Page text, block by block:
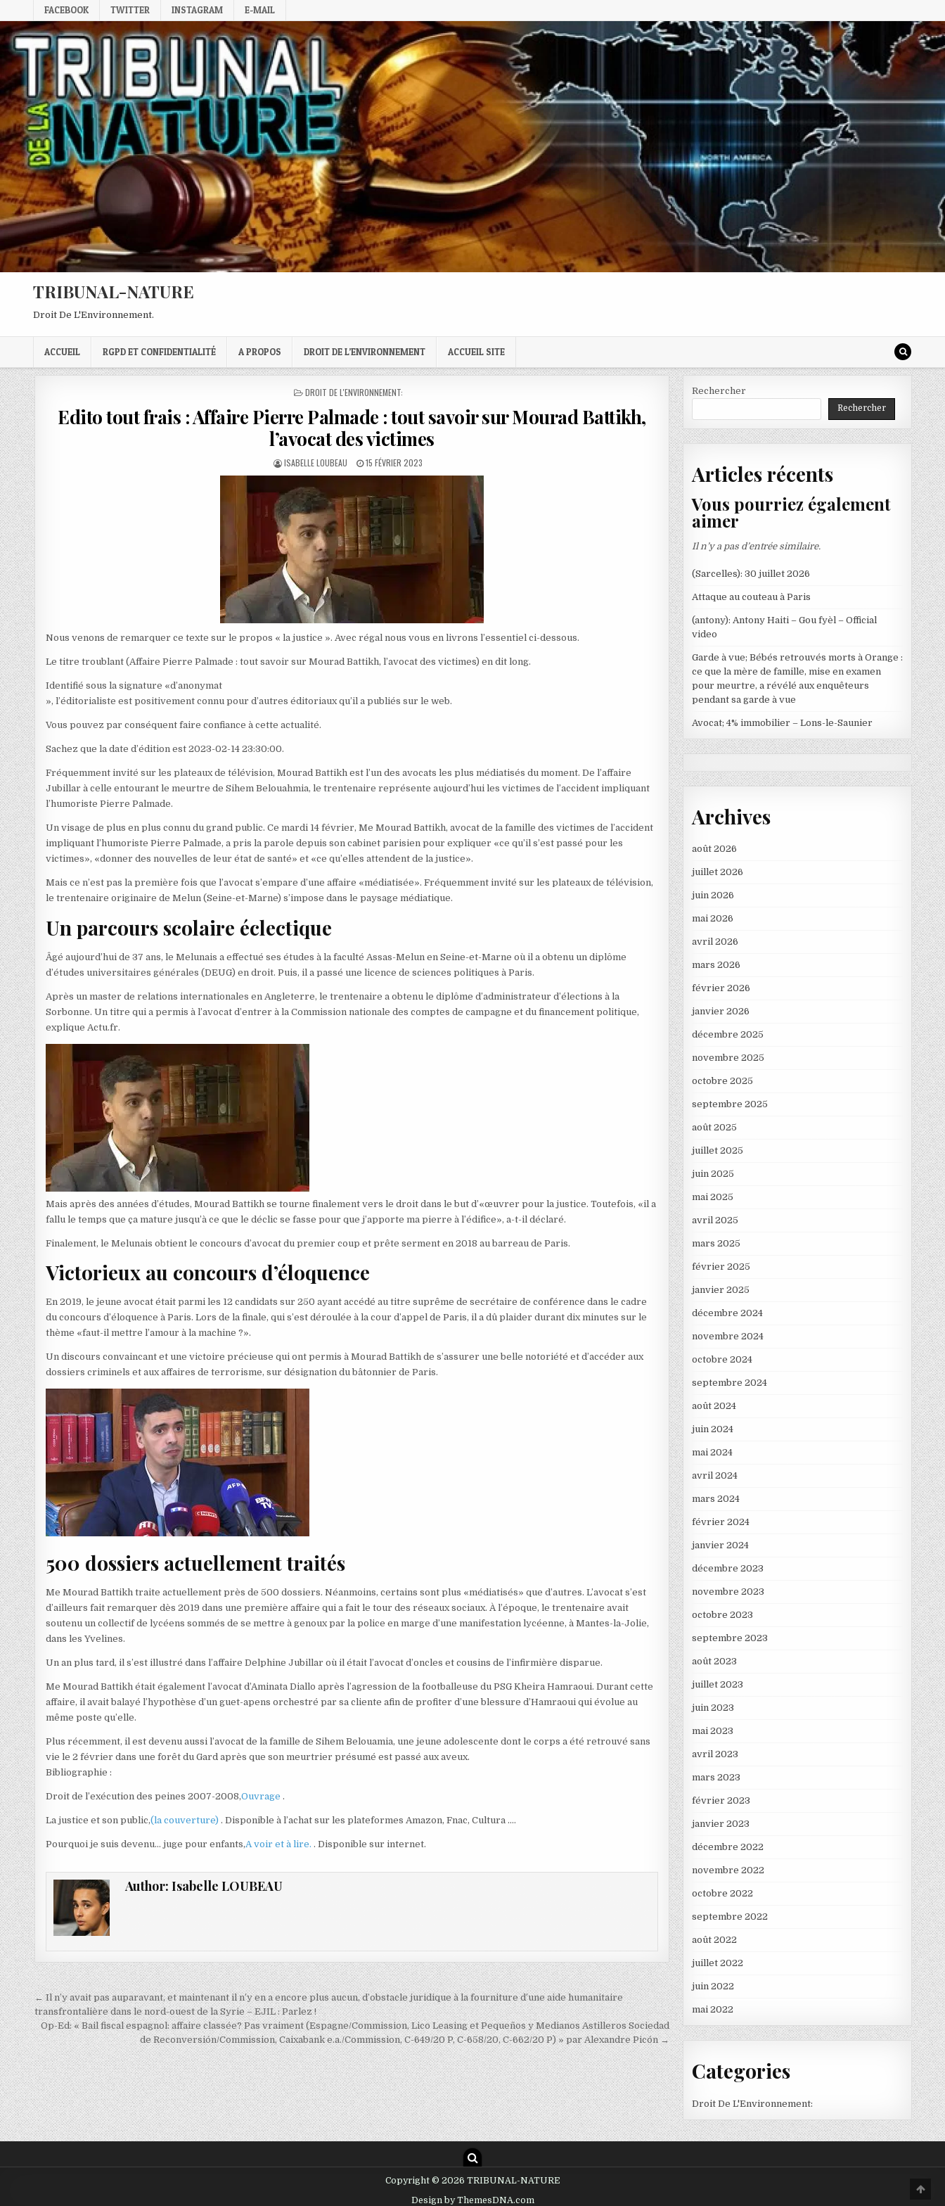
to
content
FACEBOOK TWITTER INSTAGRAM E-MAIL
TRIBUNAL-NATURE
Droit De L'Environnement.
ACCUEIL RGPD ET CONFIDENTIALITÉ A PROPOS DROIT DE L’ENVIRONNEMENT ACCUEIL SITE
POSTED
DROIT DE L'ENVIRONNEMENT:
Edito tout frais : Affaire Pierre Palmade : tout savoir sur Mourad Battikh,
l’avocat des victimes
AUTHOR:
ISABELLE LOUBEAU
PUBLISHED
DATE:
15 FÉVRIER 2023
Nous venons de remarquer ce texte sur le propos « la justice ». Avec régal nous vous en livrons l’essentiel ci-dessous.
Le titre troublant (Affaire Pierre Palmade : tout savoir sur Mourad Battikh, l’avocat des victimes) en dit long.
Identifié sous la signature «d’anonymat
», l’éditorialiste est positivement connu pour d’autres éditoriaux qu’il a publiés sur le web.
Vous pouvez par conséquent faire confiance à cette actualité.
Sachez que la date d’édition est 2023-02-14 23:30:00.
Fréquemment invité sur les plateaux de télévision, Mourad Battikh est l’un des avocats les plus médiatisés du moment. De l’affaire
Jubillar à celle entourant le meurtre de Sihem Belouahmia, le trentenaire représente aujourd’hui les victimes de l’accident impliquant
l’humoriste Pierre Palmade.
Un visage de plus en plus connu du grand public. Ce mardi 14 février, Me Mourad Battikh, avocat de la famille des victimes de l’accident
impliquant l’humoriste Pierre Palmade, a pris la parole depuis son cabinet parisien pour expliquer «ce qu’il s’est passé pour les
victimes», «donner des nouvelles de leur état de santé» et «ce qu’elles attendent de la justice».
Mais ce n’est pas la première fois que l’avocat s’empare d’une affaire «médiatisée». Fréquemment invité sur les plateaux de télévision,
le trentenaire originaire de Melun (Seine-et-Marne) s’impose dans le paysage médiatique.
Un parcours scolaire éclectique
Âgé aujourd’hui de 37 ans, le Melunais a effectué ses études à la faculté Assas-Melun en Seine-et-Marne où il a obtenu un diplôme
d’études universitaires générales (DEUG) en droit. Puis, il a passé une licence de sciences politiques à Paris.
Après un master de relations internationales en Angleterre, le trentenaire a obtenu le diplôme d’administrateur d’élections à la
Sorbonne. Un titre qui a permis à l’avocat d’entrer à la Commission nationale des comptes de campagne et du financement politique,
explique Actu.fr.
Mais après des années d’études, Mourad Battikh se tourne finalement vers le droit dans le but d’«œuvrer pour la justice. Toutefois, «il a
fallu le temps que ça mature jusqu’à ce que le déclic se fasse pour que j’apporte ma pierre à l’édifice», a-t-il déclaré.
Finalement, le Melunais obtient le concours d’avocat du premier coup et prête serment en 2018 au barreau de Paris.
Victorieux au concours d’éloquence
En 2019, le jeune avocat était parmi les 12 candidats sur 250 ayant accédé au titre suprême de secrétaire de conférence dans le cadre
du concours d’éloquence à Paris. Lors de la finale, qui s’est déroulée à la cour d’appel de Paris, il a dû plaider durant dix minutes sur le
thème «faut-il mettre l’amour à la machine ?».
Un discours convaincant et une victoire précieuse qui ont permis à Mourad Battikh de s’assurer une belle notoriété et d’accéder aux
dossiers criminels et aux affaires de terrorisme, sur désignation du bâtonnier de Paris.
500 dossiers actuellement traités
Me Mourad Battikh traite actuellement près de 500 dossiers. Néanmoins, certains sont plus «médiatisés» que d’autres. L’avocat s’est
d’ailleurs fait remarquer dès 2019 dans une première affaire qui a fait le tour des réseaux sociaux. À l’époque, le trentenaire avait
soutenu un collectif de lycéens sommés de se mettre à genoux par la police en marge d’une manifestation lycéenne, à Mantes-la-Jolie,
dans les Yvelines.
Un an plus tard, il s’est illustré dans l’affaire Delphine Jubillar où il était l’avocat d’oncles et cousins de l’infirmière disparue.
Me Mourad Battikh était également l’avocat d’Aminata Diallo après l’agression de la footballeuse du PSG Kheira Hamraoui. Durant cette
affaire, il avait balayé l’hypothèse d’un guet-apens orchestré par sa cliente afin de profiter d’une blessure d’Hamraoui qui évolue au
même poste qu’elle.
Plus récemment, il est devenu aussi l’avocat de la famille de Sihem Belouamia, une jeune adolescente dont le corps a été retrouvé sans
vie le 2 février dans une forêt du Gard après que son meurtrier présumé est passé aux aveux.
Bibliographie :
Droit de l’exécution des peines 2007-2008,Ouvrage .
La justice et son public,(la couverture) . Disponible à l’achat sur les plateformes Amazon, Fnac, Cultura ….
Pourquoi je suis devenu… juge pour enfants,A voir et à lire. . Disponible sur internet.
Author: Isabelle LOUBEAU
Navigation
de
l’article
← Il n’y avait pas auparavant, et maintenant il n’y en a encore plus aucun, d’obstacle juridique à la fourniture d’une aide humanitaire
transfrontalière dans le nord-ouest de la Syrie – EJIL : Parlez !
Op-Ed: « Bail fiscal espagnol: affaire classée? Pas vraiment (Espagne/Commission, Lico Leasing et Pequeños y Medianos Astilleros Sociedad
de Reconversión/Commission, Caixabank e.a./Commission, C-649/20 P, C-658/20, C-662/20 P) » par Alexandre Picón →
Rechercher
Rechercher
Articles récents
Vous pourriez également
aimer
Il n’y a pas d’entrée similaire.
(Sarcelles): 30 juillet 2026
Attaque au couteau à Paris
(antony): Antony Haiti – Gou fyèl – Official
video
Garde à vue; Bébés retrouvés morts à Orange :
ce que la mère de famille, mise en examen
pour meurtre, a révélé aux enquêteurs
pendant sa garde à vue
Avocat; 4% immobilier – Lons-le-Saunier
Archives
août 2026
juillet 2026
juin 2026
mai 2026
avril 2026
mars 2026
février 2026
janvier 2026
décembre 2025
novembre 2025
octobre 2025
septembre 2025
août 2025
juillet 2025
juin 2025
mai 2025
avril 2025
mars 2025
février 2025
janvier 2025
décembre 2024
novembre 2024
octobre 2024
septembre 2024
août 2024
juin 2024
mai 2024
avril 2024
mars 2024
février 2024
janvier 2024
décembre 2023
novembre 2023
octobre 2023
septembre 2023
août 2023
juillet 2023
juin 2023
mai 2023
avril 2023
mars 2023
février 2023
janvier 2023
décembre 2022
novembre 2022
octobre 2022
septembre 2022
août 2022
juillet 2022
juin 2022
mai 2022
Categories
Droit De L'Environnement:
Copyright © 2026 TRIBUNAL-NATURE
Design by ThemesDNA.com